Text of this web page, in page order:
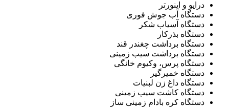
درایو و اینورتر
دستگاه آب جوش فوری
دستگاه آسیاب شکر
دستگاه بذرکار
دستگاه برداشت چغندر قند
دستگاه برداشت سیب زمینی
دستگاه پرس، وکیوم خانگی
دستگاه خمیرگیر
دستگاه داغ زن لبنیات
دستگاه کاشت سیب زمینی
دستگاه کره بادام زمینی ساز